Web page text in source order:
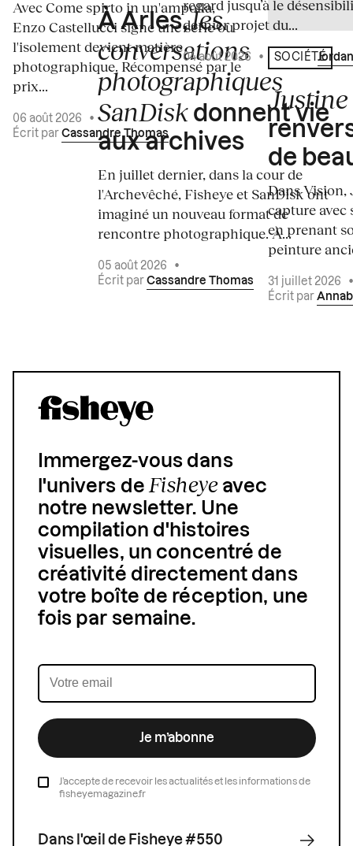
Avec Come spirto in un'ampolla,
Enzo Castellucci signe une série où
l'isolement devient matière
photographique. Récompensé par le
prix...
06 août 2026
•
Écrit par Cassandre Thomas
À Arles,les
conversations
photographiques
SanDisk donnent vie
aux archives
En juillet dernier, dans la cour de
l'Archevêché, Fisheye et SanDisk ont
imaginé un nouveau format de
rencontre photographique. À...
05 août 2026
•
Écrit par Cassandre Thomas
regard jusqu’à le
dernier projet du...
04 août 2026 • Écrit par
SOCIÉTÉ
de
Dans
capture avec
en prenant
peinture
31 juillet 2026
Écrit par
Immergez-vous dans
l'univers deFisheyeavec
notre newsletter. Une
compilation d'histoires
visuelles, un concentré de
créativité directement dans
votre boîte de réception, une
fois par semaine.
Je m’abonne
J’accepte de recevoir les actualités et les informations de
fisheyemagazine.fr
Dans l'œil de Fisheye #550